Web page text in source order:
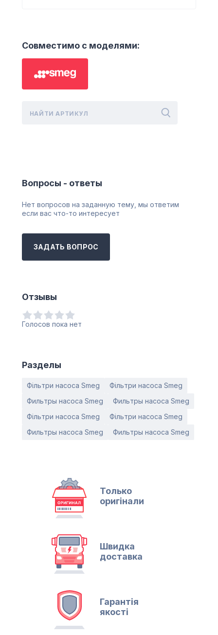
Совместимо с моделями:
Вопросы - ответы
Нет вопросов на заданную тему, мы ответим
если вас что-то интересует
ЗАДАТЬ ВОПРОС
Отзывы
Голосов пока нет
Разделы
Фільтри насоса Smeg
Фільтри насоса Smeg
Фильтры насоса Smeg
Фильтры насоса Smeg
Фільтри насоса Smeg
Фільтри насоса Smeg
Фильтры насоса Smeg
Фильтры насоса Smeg
Только
оригінали
Швидка
доставка
Гарантія
якості